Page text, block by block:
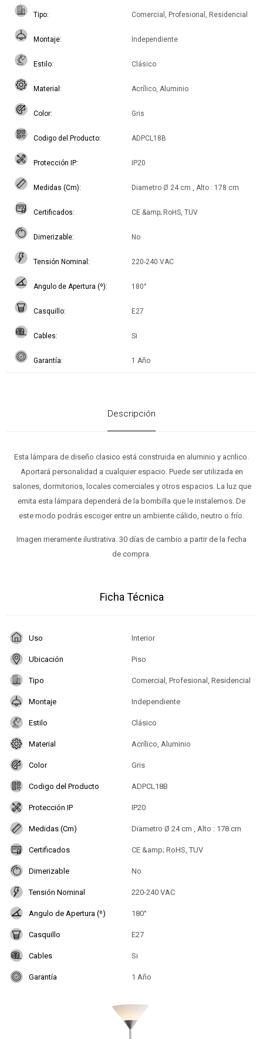
Tipo Comercial, Profesional, Residencial
Montaje Independiente
Estilo Clásico
Material Acrílico, Aluminio
Color Gris
Codigo del Producto ADPCL18B
Protección IP IP20
Medidas (Cm) Diametro Ø 24 cm , Alto : 178 cm
Certificados CE &amp; RoHS, TUV
Dimerizable No
Tensión Nominal 220-240 VAC
Angulo de Apertura (º) 180°
Casquillo E27
Cables Si
Garantía 1 Año
Descripción
Esta lámpara de diseño clasico está construida en aluminio y acrilico.
Aportará personalidad a cualquier espacio. Puede ser utilizada en
salones, dormitorios, locales comerciales y otros espacios. La luz que
emita esta lámpara dependerá de la bombilla que le instalemos. De
este modo podrás escoger entre un ambiente cálido, neutro o frío.
Imagen meramente ilustrativa. 30 días de cambio a partir de la fecha
de compra.
Ficha Técnica
Uso Interior
Ubicación Piso
Tipo Comercial, Profesional, Residencial
Montaje Independiente
Estilo Clásico
Material Acrílico, Aluminio
Color Gris
Codigo del Producto ADPCL18B
Protección IP IP20
Medidas (Cm) Diametro Ø 24 cm , Alto : 178 cm
Certificados CE &amp; RoHS, TUV
Dimerizable No
Tensión Nominal 220-240 VAC
Angulo de Apertura (º) 180°
Casquillo E27
Cables Si
Garantía 1 Año